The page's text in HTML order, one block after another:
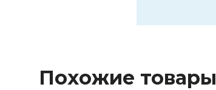
Похожие товары